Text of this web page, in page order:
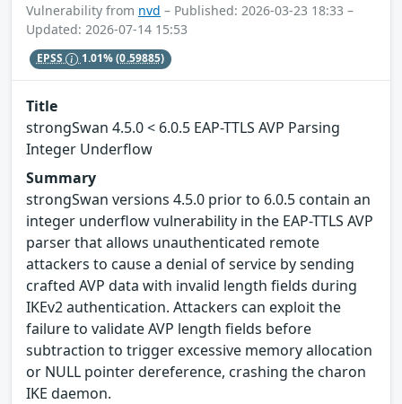
Vulnerability from nvd – Published: 2026-03-23 18:33 –
Updated: 2026-07-14 15:53
EPSS 1.01%(0.59885)
Title
strongSwan 4.5.0 < 6.0.5 EAP-TTLS AVP Parsing
Integer Underflow
Summary
strongSwan versions 4.5.0 prior to 6.0.5 contain an
integer underflow vulnerability in the EAP-TTLS AVP
parser that allows unauthenticated remote
attackers to cause a denial of service by sending
crafted AVP data with invalid length fields during
IKEv2 authentication. Attackers can exploit the
failure to validate AVP length fields before
subtraction to trigger excessive memory allocation
or NULL pointer dereference, crashing the charon
IKE daemon.